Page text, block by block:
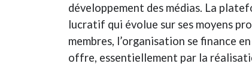
développement des médias. La
lucratif qui évolue sur ses moyens
membres, l’organisation se finance
offre, essentiellement par la